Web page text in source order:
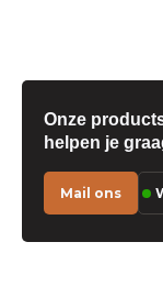
Onze
helpen je
Mail ons